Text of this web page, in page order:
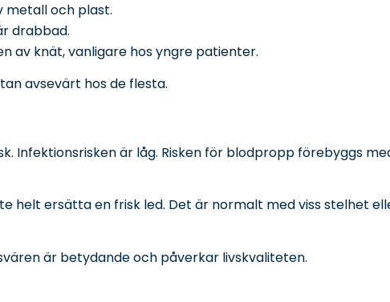
metall och plast.
drabbad.
av knät, vanligare hos yngre patienter.
avsevärt hos de flesta.
Infektionsrisken är låg. Risken för blodpropp förebyggs
helt ersätta en frisk led. Det är normalt med viss stelhet
är betydande och påverkar livskvaliteten.